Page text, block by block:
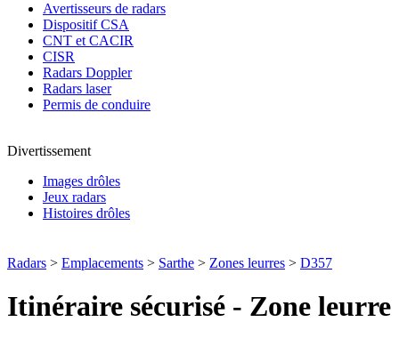
Avertisseurs de radars
Dispositif CSA
CNT et CACIR
CISR
Radars Doppler
Radars laser
Permis de conduire
Divertissement
Images drôles
Jeux radars
Histoires drôles
Radars > Emplacements > Sarthe > Zones leurres > D357
Itinéraire sécurisé - Zone leurre